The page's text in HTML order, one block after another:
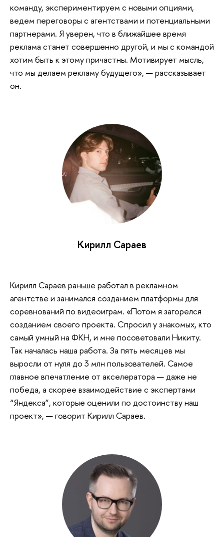
команду, экспериментируем с новыми опциями,
ведем переговоры с агентствами и потенциальными
партнерами. Я уверен, что в ближайшее время
реклама станет совершенно другой, и мы с командой
хотим быть к этому причастны. Мотивирует мысль,
что мы делаем рекламу будущего», — рассказывает
он.
Кирилл Сараев
Кирилл Сараев раньше работал в рекламном
агентстве и занимался созданием платформы для
соревнований по видеоиграм. «Потом я загорелся
созданием своего проекта. Спросил у знакомых, кто
самый умный на ФКН, и мне посоветовали Никиту.
Так началась наша работа. За пять месяцев мы
выросли от нуля до 3 млн пользователей. Самое
главное впечатление от акселератора — даже не
победа, а скорее взаимодействие с экспертами
“Яндекса”, которые оценили по достоинству наш
проект», — говорит Кирилл Сараев.